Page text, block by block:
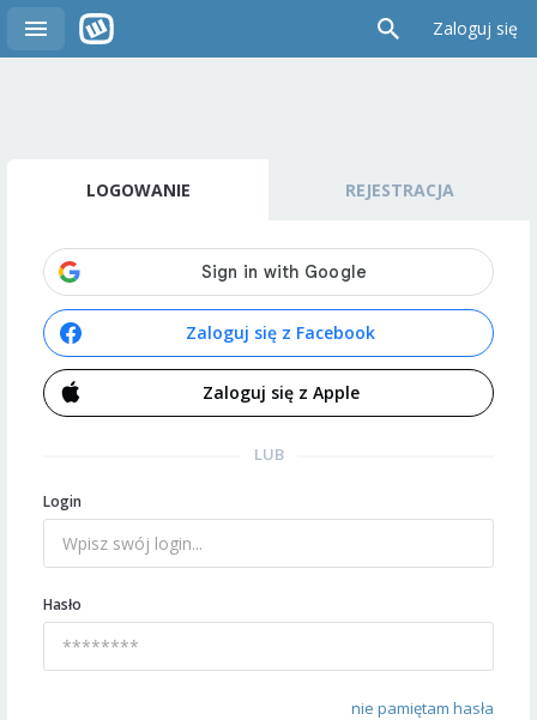
Zaloguj się
LOGOWANIE REJESTRACJA
Zaloguj się z Facebook
Zaloguj się z Apple
LUB
Login
Hasło
nie pamiętam hasła